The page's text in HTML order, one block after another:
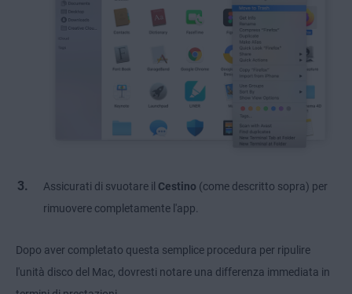
Assicurati di svuotare il Cestino (come descritto sopra) per
rimuovere completamente l'app.
Dopo aver completato questa semplice procedura per ripulire
l'unità disco del Mac, dovresti notare una differenza immediata in